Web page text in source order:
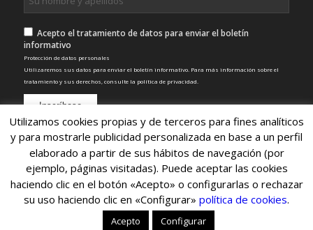
Acepto el tratamiento de datos para enviar el boletín
informativo
Protección de datos personales
Utilizaremos sus datos para enviar el boletín informativo. Para más información sobre el
tratamiento y sus derechos, consulte la política de privacidad
© Copyright 2022 - Nexo SCA
Clientes Noticias Contacto
Politica de privacidad Política de cookies
Utilizamos cookies propias y de terceros para fines analíticos
y para mostrarle publicidad personalizada en base a un perfil
elaborado a partir de sus hábitos de navegación (por
ejemplo, páginas visitadas). Puede aceptar las cookies
haciendo clic en el botón «Acepto» o configurarlas o rechazar
su uso haciendo clic en «Configurar» política de cookies.
Acepto Configurar